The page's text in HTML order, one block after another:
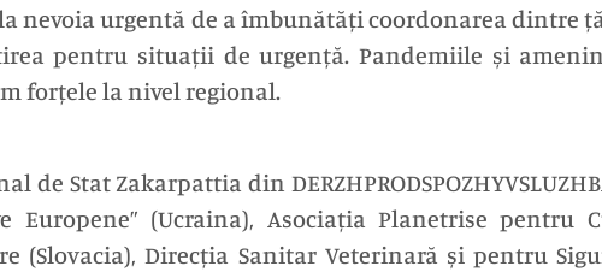
nevoia urgentă de a îmbunătăți coordonarea dintre
pentru situații de urgență. Pandemiile și
forțele la nivel regional.
de Stat Zakarpattia din
Europene” (Ucraina), Asociația Planetrise pentru
(Slovacia), Direcția Sanitar Veterinară și pentru